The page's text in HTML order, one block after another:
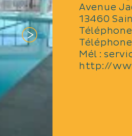
en saison.
l’une des 62
avec terrasse
de-jardin.
à tous, toute
également idéale
vos sorties de
N’attendez plus
de détente…
Avenue
13460
Mél :
http://